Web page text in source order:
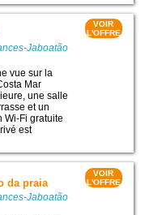
Jaboatão
vue sur la
Mar
une salle
et un
Wi-Fi gratuite
est
VOIR
L'OFFRE
da praia
Jaboatão
VOIR
L'OFFRE